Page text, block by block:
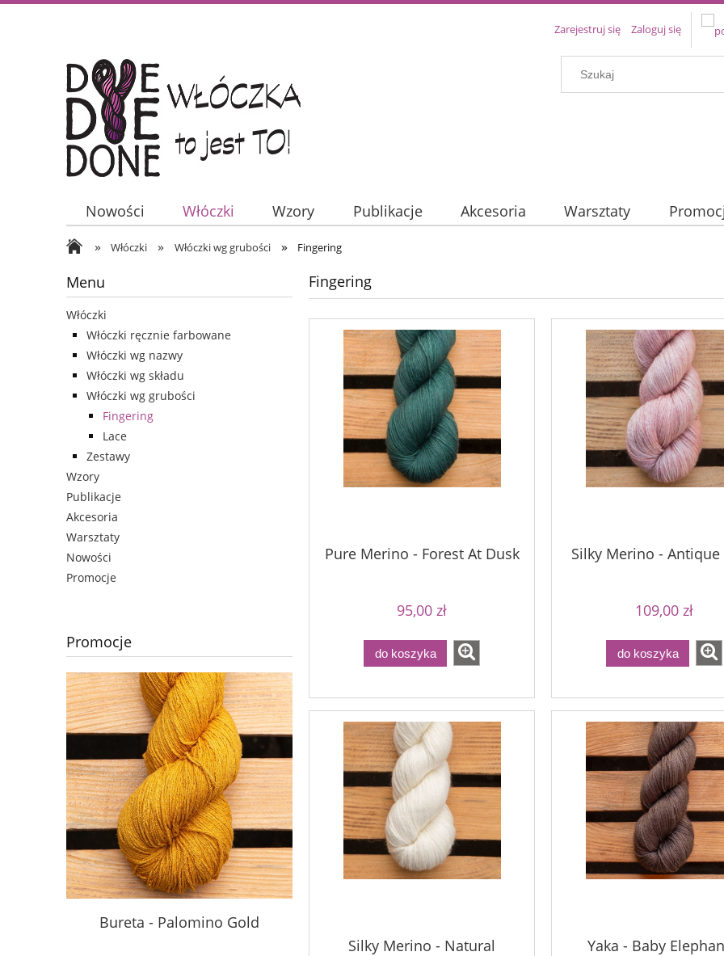
Zarejestruj się Zaloguj się
Nowości Włóczki Wzory Publikacje Akcesoria Warsztaty
» Włóczki » Włóczki wg grubości » Fingering
Menu
Włóczki
Włóczki ręcznie farbowane
Włóczki wg nazwy
Włóczki wg składu
Włóczki wg grubości
Fingering
Lace
Zestawy
Wzory
Publikacje
Akcesoria
Warsztaty
Nowości
Promocje
Promocje
Bureta - Palomino Gold
Bureta - Perfect Powder Bureta - Raspberry Sorbet
Fingering
Pure Merino - Forest At Dusk
95,00 zł
do koszyka
Silky Merino - Antique
109,00 zł
do koszyka
Silky Merino - Natural Yaka - Baby